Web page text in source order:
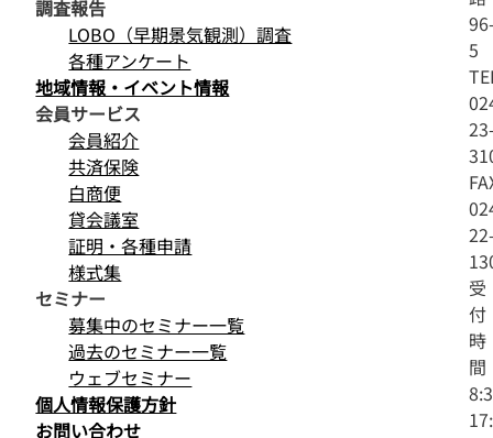
5
受
付
時
間
調査報告
LOBO（早期景気観測）調査
各種アンケート
地域情報・イベント情報
会員サービス
会員紹介
共済保険
白商便
貸会議室
証明・各種申請
様式集
セミナー
募集中のセミナー一覧
過去のセミナー一覧
ウェブセミナー
個人情報保護方針
お問い合わせ